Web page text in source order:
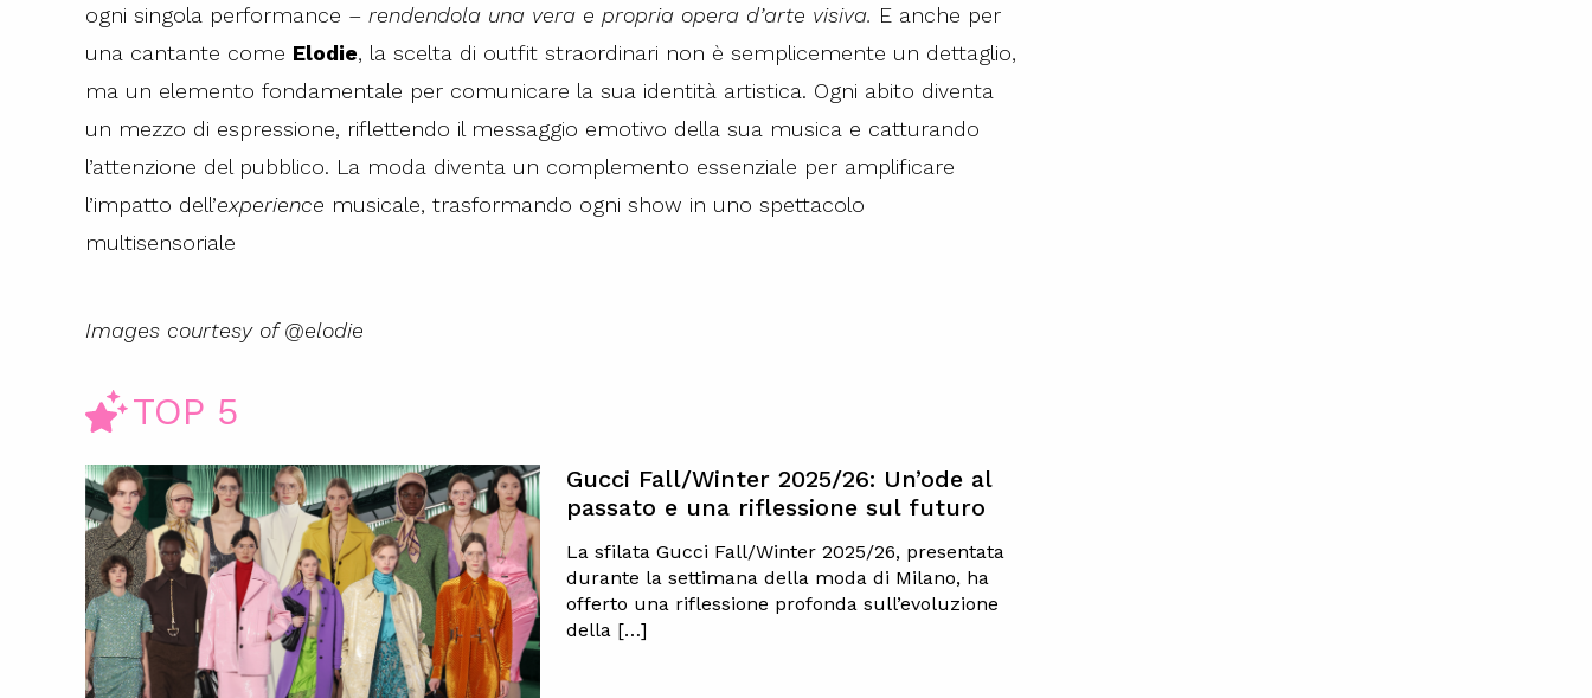
ogni singola performance – rendendola una vera e propria opera d’arte visiva. E anche per
una cantante come Elodie, la scelta di outfit straordinari non è semplicemente un dettaglio,
ma un elemento fondamentale per comunicare la sua identità artistica. Ogni abito diventa
un mezzo di espressione, riflettendo il messaggio emotivo della sua musica e catturando
l’attenzione del pubblico. La moda diventa un complemento essenziale per amplificare
l’impatto dell’experience musicale, trasformando ogni show in uno spettacolo
multisensoriale
Images courtesy of @elodie
TOP 5
Gucci Fall/Winter 2025/26: Un’ode al
passato e una riflessione sul futuro
La sfilata Gucci Fall/Winter 2025/26, presentata
durante la settimana della moda di Milano, ha
offerto una riflessione profonda sull’evoluzione
della […]